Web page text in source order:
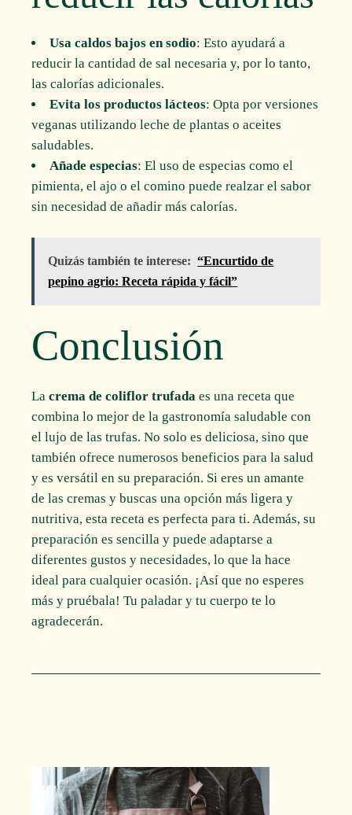
Usa caldos bajos en sodio: Esto ayudará a
reducir la cantidad de sal necesaria y, por lo tanto,
las calorías adicionales.
Evita los productos lácteos: Opta por versiones
veganas utilizando leche de plantas o aceites
saludables.
Añade especias: El uso de especias como el
pimienta, el ajo o el comino puede realzar el sabor
sin necesidad de añadir más calorías.
Quizás también te interese: “Encurtido de
pepino agrio: Receta rápida y fácil”
Conclusión
Lacrema de coliflor trufada es una receta que
combina lo mejor de la gastronomía saludable con
el lujo de las trufas. No solo es deliciosa, sino que
también ofrece numerosos beneficios para la salud
y es versátil en su preparación. Si eres un amante
de las cremas y buscas una opción más ligera y
nutritiva, esta receta es perfecta para ti. Además, su
preparación es sencilla y puede adaptarse a
diferentes gustos y necesidades, lo que la hace
ideal para cualquier ocasión. ¡Así que no esperes
más y pruébala! Tu paladar y tu cuerpo te lo
agradecerán.